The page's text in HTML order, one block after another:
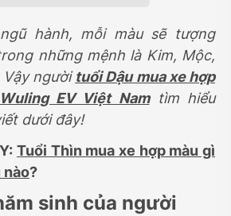
hành, mỗi màu sẽ tượng
những mệnh là Kim, Mộc,
Vậy ngườituổi Dậu mua xe hợp
Wuling EV Việt Namtìm hiểu
dưới đây!
Tuổi Thìn mua xe hợp màu gì
nào?
sinh của người